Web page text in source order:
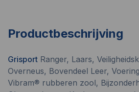
Productbeschrijving
Grisport Ranger, Laars,
Overneus, Bovendeel Leer,
Vibram® rubberen zool,